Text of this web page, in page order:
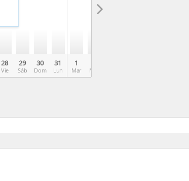
28
Vie
29
Sáb
30
Dom
31
Lun
1
Mar Mié